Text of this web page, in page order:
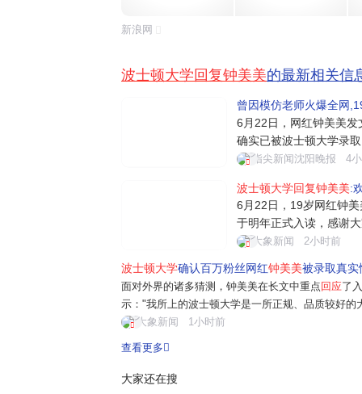
新浪网
波士顿大学回复钟美美的最新相关信
曾因模仿老师火爆全网
6月22日，网红钟美美发
确实已被波士顿大学录
读，度过我的本科时光
的朋友做几点说明：我
能力强的同学。正因为
指尖新闻沈阳晚报 4
波士顿大学回复钟美美:
6月22日，19岁网红钟美
于明年正式入读，感谢
算不上学霸，正因如此
没有靠人脉和额外花钱
与个人特长...
大象新闻 2小时前
波士顿大学确认百万粉丝网红钟美美被录取真
面对外界的诸多猜测，钟美美在长文中重点回应了
示："我所上的波士顿大学是一所正规、品质较好
实际上我也没有、不用缴纳正常学费以外的费用。
大象新闻 1小时前
查看更多
大家还在搜